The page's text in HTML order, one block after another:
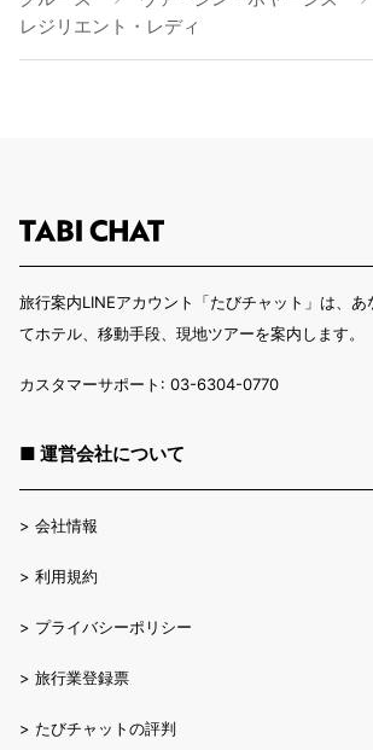
レジリエント・レディ
旅行案内LINEアカウント「たびチャット」は、
てホテル、移動手段、現地ツアーを案内します。
カスタマーサポート: 03-6304-0770
■ 運営会社について
> 会社情報
> 利用規約
> プライバシーポリシー
> 旅行業登録票
> たびチャットの評判